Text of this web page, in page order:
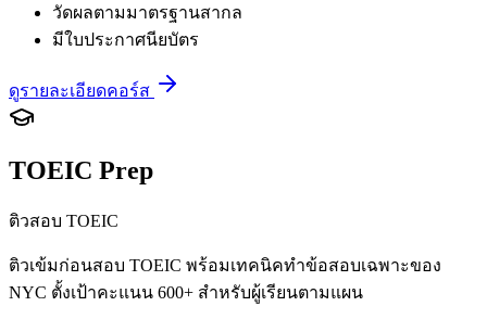
วัดผลตามมาตรฐานสากล
มีใบประกาศนียบัตร
ดูรายละเอียดคอร์ส
TOEIC Prep
ติวสอบ TOEIC
ติวเข้มก่อนสอบ TOEIC พร้อมเทคนิคทำข้อสอบเฉพาะของ
NYC ตั้งเป้าคะแนน 600+ สำหรับผู้เรียนตามแผน